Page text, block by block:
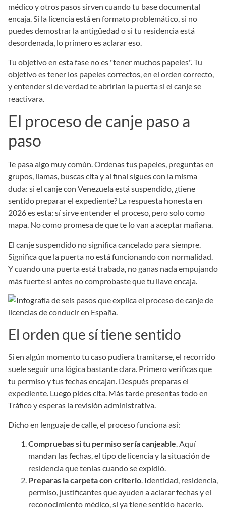
médico y otros pasos sirven cuando tu base documental
encaja. Si la licencia está en formato problemático, si no
puedes demostrar la antigüedad o si tu residencia está
desordenada, lo primero es aclarar eso.
Tu objetivo en esta fase no es "tener muchos papeles". Tu
objetivo es tener los papeles correctos, en el orden correcto,
y entender si de verdad te abrirían la puerta si el canje se
reactivara.
El proceso de canje paso a
paso
Te pasa algo muy común. Ordenas tus papeles, preguntas en
grupos, llamas, buscas cita y al final sigues con la misma
duda: si el canje con Venezuela está suspendido, ¿tiene
sentido preparar el expediente? La respuesta honesta en
2026 es esta: sí sirve entender el proceso, pero solo como
mapa. No como promesa de que te lo van a aceptar mañana.
El canje suspendido no significa cancelado para siempre.
Significa que la puerta no está funcionando con normalidad.
Y cuando una puerta está trabada, no ganas nada empujando
más fuerte si antes no comprobaste que tu llave encaja.
El orden que sí tiene sentido
Si en algún momento tu caso pudiera tramitarse, el recorrido
suele seguir una lógica bastante clara. Primero verificas que
tu permiso y tus fechas encajan. Después preparas el
expediente. Luego pides cita. Más tarde presentas todo en
Tráfico y esperas la revisión administrativa.
Dicho en lenguaje de calle, el proceso funciona así:
Compruebas si tu permiso sería canjeable. Aquí
mandan las fechas, el tipo de licencia y la situación de
residencia que tenías cuando se expidió.
Preparas la carpeta con criterio. Identidad, residencia,
permiso, justificantes que ayuden a aclarar fechas y el
reconocimiento médico, si ya tiene sentido hacerlo.